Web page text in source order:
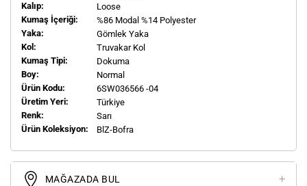
Kalıp:
Loose
Kumaş İçeriği:
%86 Modal %14 Polyester
Yaka:
Gömlek Yaka
Kol:
Truvakar Kol
Kumaş Tipi:
Dokuma
Boy:
Normal
Ürün Kodu:
6SW036566 -04
Üretim Yeri:
Türkiye
Renk:
Sarı
Ürün Koleksiyon:
BlZ-Bofra
MAĞAZADA BUL